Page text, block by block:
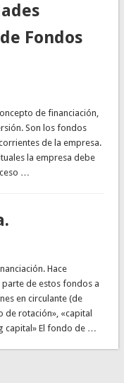
Fondos
de financiación,
Son los fondos
de la empresa.
la empresa debe
…
Hace
de estos fondos a
en circulante (de
rotación», «capital
capital» El fondo de …